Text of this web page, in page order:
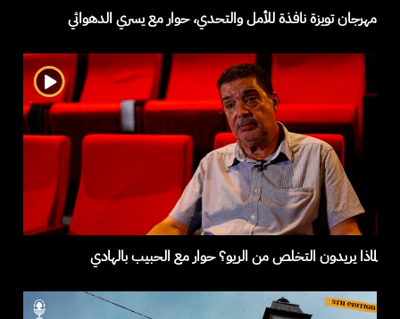
مهرجان تويزة نافذة للأمل والتحدي، حوار مع يسري الدهواثي
لماذا يريدون التخلص من الريو؟ حوار مع الحبيب بالهادي